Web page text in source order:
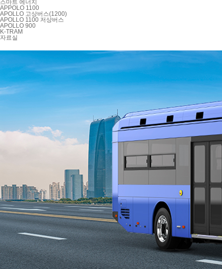
스마트 에너지
APPOLO 1100
APOLLO 고상버스(1200)
APOLLO 1100 저상버스
APOLLO 900
K-TRAM
자료실